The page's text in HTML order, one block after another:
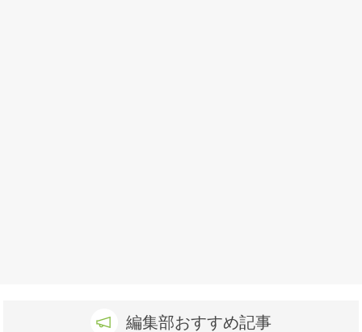
編集部おすすめ記事